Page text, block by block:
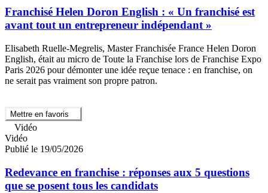
Franchisé Helen Doron English : « Un franchisé est
avant tout un entrepreneur indépendant »
Elisabeth Ruelle-Megrelis, Master Franchisée France Helen Doron
English, était au micro de Toute la Franchise lors de Franchise Expo
Paris 2026 pour démonter une idée reçue tenace : en franchise, on
ne serait pas vraiment son propre patron.
Mettre en favoris
Vidéo
Vidéo
Publié le 19/05/2026
Redevance en franchise : réponses aux 5 questions
que se posent tous les candidats